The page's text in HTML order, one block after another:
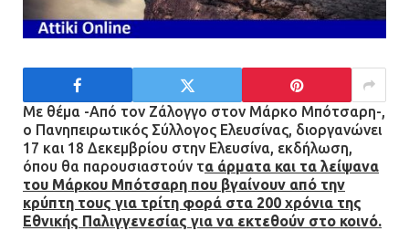
Με θέμα -Από τον Ζάλογγο στον Μάρκο Μπότσαρη-,
ο Πανηπειρωτικός Σύλλογος Ελευσίνας, διοργανώνει
17 και 18 Δεκεμβρίου στην Ελευσίνα, εκδήλωση,
όπου θα παρουσιαστούν τα άρματα και τα λείψανα
του Μάρκου Μπότσαρη που βγαίνουν από την
κρύπτη τους για τρίτη φορά στα 200 χρόνια της
Εθνικής Παλιγγενεσίας για να εκτεθούν στο κοινό.